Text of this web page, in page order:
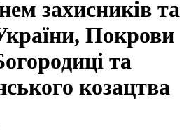
захисників та
Покрови
та
козацтва